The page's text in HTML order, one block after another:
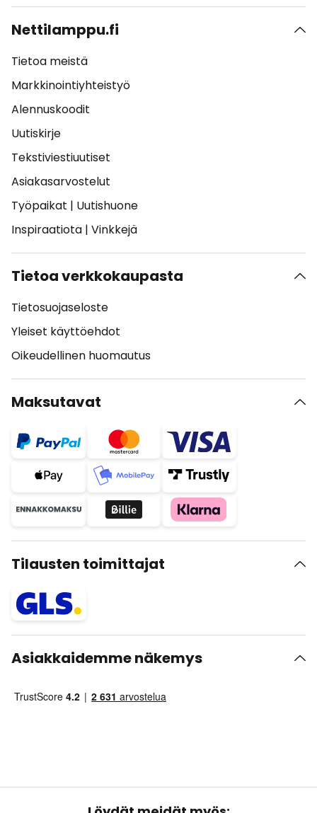
Nettilamppu.fi
Tietoa meistä
Markkinointiyhteistyö
Alennuskoodit
Uutiskirje
Tekstiviestiuutiset
Asiakasarvostelut
Työpaikat | Uutishuone
Inspiraatiota | Vinkkejä
Tietoa verkkokaupasta
Tietosuojaseloste
Yleiset käyttöehdot
Oikeudellinen huomautus
Maksutavat
Tilausten toimittajat
Asiakkaidemme näkemys